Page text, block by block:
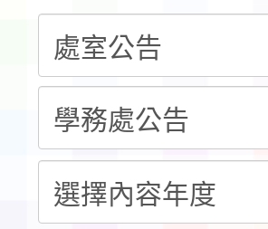
「115年桃園
錦標賽」海
域)，申請變更
「114-115年
計畫」公費
115學年度迎
會活動流程表